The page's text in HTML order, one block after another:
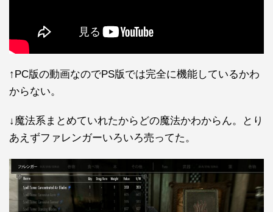
↑PC版の動画なのでPS版では完全に機能しているかわ
からない。
↓魔法系まとめていれたからどの魔法かわからん。とり
あえずファレンガーいろいろ売ってた。